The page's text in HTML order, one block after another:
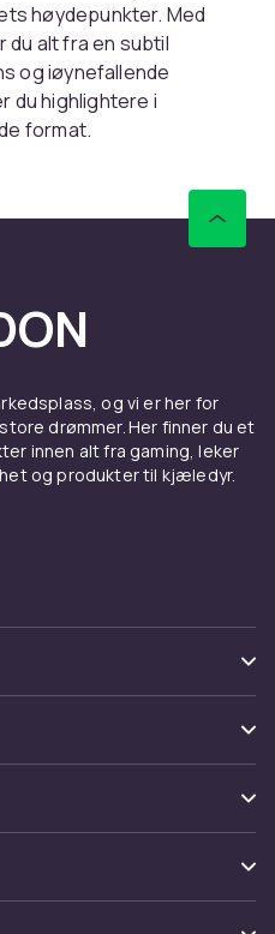
høydepunkter. Med
du alt fra en subtil
og iøynefallende
du highlightere i
format.
en naturlig glød
kan
med en
for ekstra glød.
neseryggen,
punktet av
flatene fanger lyset
skulptert og løftet
for din
hud passer gull og
stråler med kobber og
og vi er her for
drømmer. Her finner du et
innen alt fra gaming, leker
og produkter til kjæledyr.